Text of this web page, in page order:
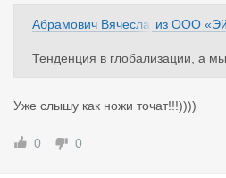
Абрамович Вячесла из ООО
Тенденция в глобализации, а
Уже слышу как ножи точат!!!))))
0 0